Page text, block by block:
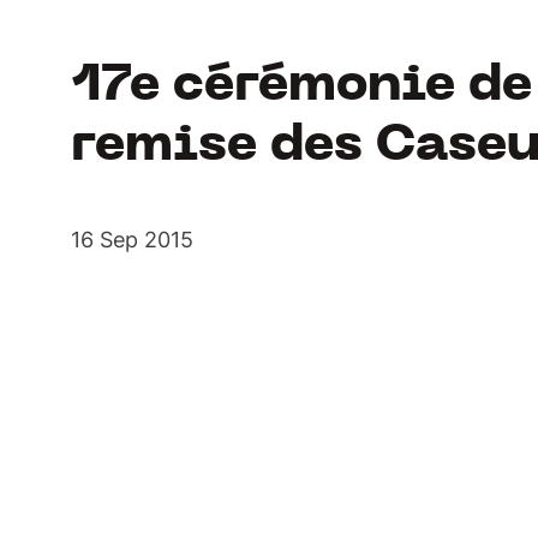
17e cérémonie de
remise des
16 Sep 2015